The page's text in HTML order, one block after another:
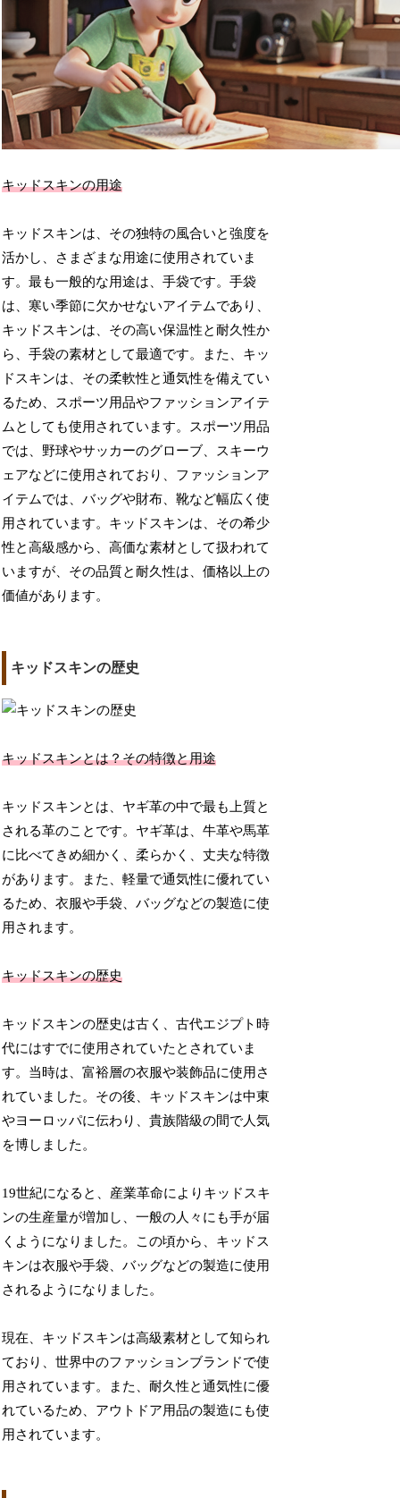
キッドスキンの用途
キッドスキンは、その独特の風合いと強度を
活かし、さまざまな用途に使用されていま
す。最も一般的な用途は、手袋です。手袋
は、寒い季節に欠かせないアイテムであり、
キッドスキンは、その高い保温性と耐久性か
ら、手袋の素材として最適です。また、キッ
ドスキンは、その柔軟性と通気性を備えてい
るため、スポーツ用品やファッションアイテ
ムとしても使用されています。スポーツ用品
では、野球やサッカーのグローブ、スキーウ
ェアなどに使用されており、ファッションア
イテムでは、バッグや財布、靴など幅広く使
用されています。キッドスキンは、その希少
性と高級感から、高価な素材として扱われて
いますが、その品質と耐久性は、価格以上の
価値があります。
キッドスキンの歴史
キッドスキンとは？その特徴と用途
キッドスキンとは、ヤギ革の中で最も上質と
される革のことです。ヤギ革は、牛革や馬革
に比べてきめ細かく、柔らかく、丈夫な特徴
があります。また、軽量で通気性に優れてい
るため、衣服や手袋、バッグなどの製造に使
用されます。
キッドスキンの歴史
キッドスキンの歴史は古く、古代エジプト時
代にはすでに使用されていたとされていま
す。当時は、富裕層の衣服や装飾品に使用さ
れていました。その後、キッドスキンは中東
やヨーロッパに伝わり、貴族階級の間で人気
を博しました。
19世紀になると、産業革命によりキッドスキ
ンの生産量が増加し、一般の人々にも手が届
くようになりました。この頃から、キッドス
キンは衣服や手袋、バッグなどの製造に使用
されるようになりました。
現在、キッドスキンは高級素材として知られ
ており、世界中のファッションブランドで使
用されています。また、耐久性と通気性に優
れているため、アウトドア用品の製造にも使
用されています。